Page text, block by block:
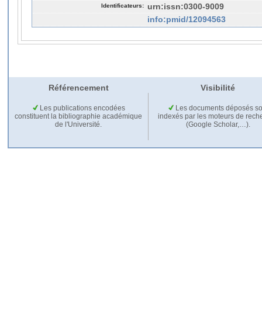
Identificateurs:
urn:issn:0300-9009
info:pmid/12094563
Référencement Visibilité
Les publications encodées
constituent la bibliographie académique
de l'Université.
Les documents déposés
indexés par les moteurs de
(Google Scholar,…).